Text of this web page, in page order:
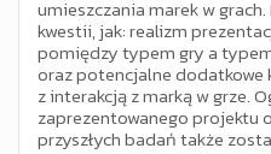
umieszczania marek w
kwestii, jak: realizm
pomiędzy typem gry a
oraz potencjalne dodatkowe
z interakcją z marką w grze.
zaprezentowanego projektu
przyszłych badań także